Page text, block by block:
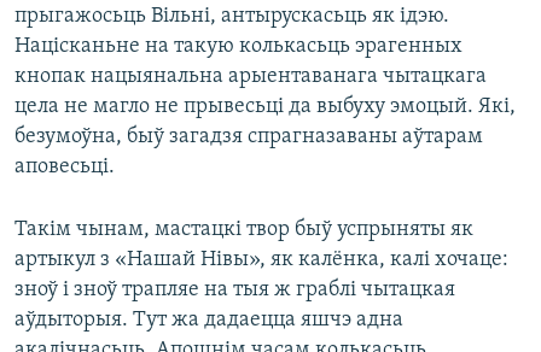
прыгажосьць Вільні, антырускасьць як ідэю.
Націсканьне на такую колькасьць эрагенных
кнопак нацыянальна арыентаванага чытацкага
цела не магло не прывесьці да выбуху эмоцый. Які,
безумоўна, быў загадзя спрагназаваны аўтарам
аповесьці.
Такім чынам, мастацкі твор быў успрыняты як
артыкул з «Нашай Нівы», як калёнка, калі хочаце:
зноў і зноў трапляе на тыя ж граблі чытацкая
аўдыторыя. Тут жа дадаецца яшчэ адна